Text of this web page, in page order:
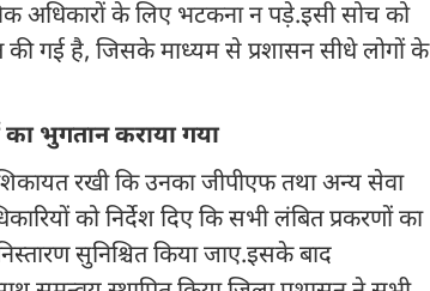
अधिकारों के लिए भटकना न पड़े.इसी सोच को
गई है, जिसके माध्यम से प्रशासन सीधे लोगों के
भुगतान कराया गया
रखी कि उनका जीपीएफ तथा अन्य सेवा
को निर्देश दिए कि सभी लंबित प्रकरणों का
सुनिश्चित किया जाए.इसके बाद